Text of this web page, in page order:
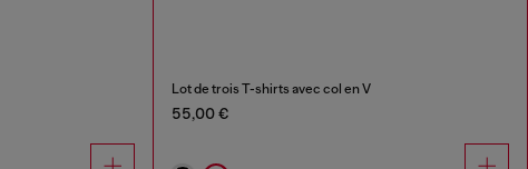
Lot de trois T-shirts avec col en V
55,00 €